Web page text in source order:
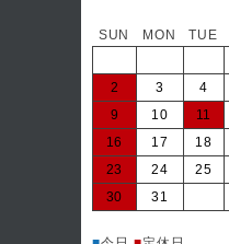
SUN MON TUE
2
3 4
9
10 11
16
17 18
23
24 25
30
31